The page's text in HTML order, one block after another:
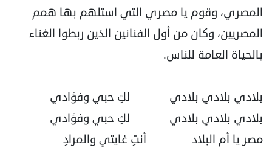
المصري، وقوم يا مصري التي استلهم بها همم
المصريين، وكان من أول الفنانين الذين ربطوا الغناء
بالحياة العامة للناس.
بلادي بلادي بلادي لكِ حبي وفؤادي
بلادي بلادي بلادي لكِ حبي وفؤادي
مصر يا أم البلاد أنتِ غايتي والمرادِ